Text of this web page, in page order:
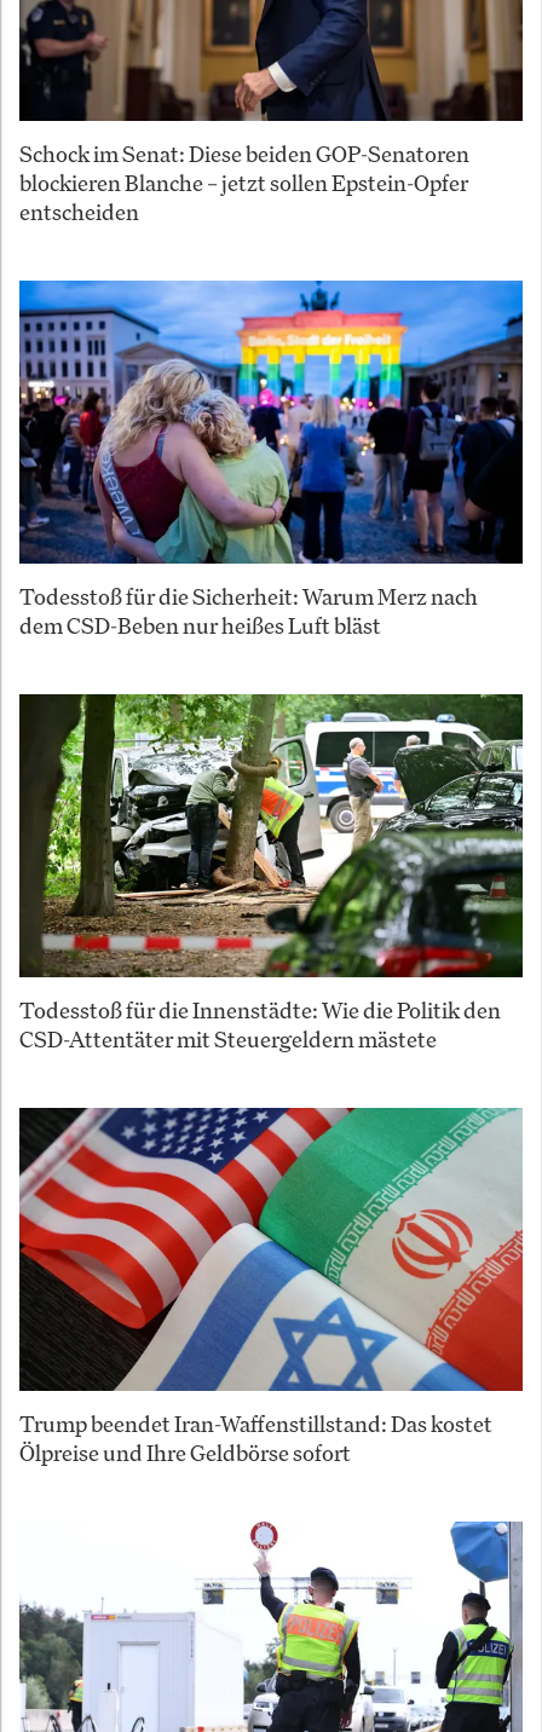
Schock im Senat: Diese beiden GOP-Senatoren
blockieren Blanche – jetzt sollen Epstein-Opfer
entscheiden
Todesstoß für die Sicherheit: Warum Merz nach
dem CSD-Beben nur heißes Luft bläst
Todesstoß für die Innenstädte: Wie die Politik den
CSD-Attentäter mit Steuergeldern mästete
Trump beendet Iran-Waffenstillstand: Das kostet
Ölpreise und Ihre Geldbörse sofort